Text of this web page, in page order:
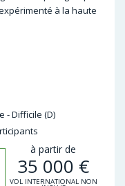
à la haute
- Difficile (D)
à partir de
35 000 €
VOL INTERNATIONAL NON